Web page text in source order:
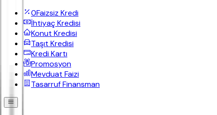
0Faizsiz Kredi
İhtiyaç Kredisi
Konut Kredisi
Taşıt Kredisi
Kredi Kartı
Promosyon
Mevduat Faizi
Tasarruf Finansman